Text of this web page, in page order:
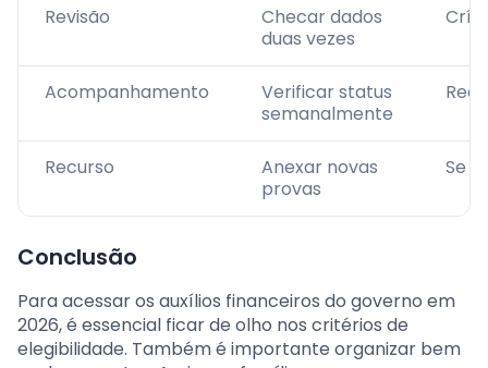
Revisão
Checar dados
duas vezes
Acompanhamento
Verificar status
semanalmente
Recurso
Anexar novas
provas
Se
Conclusão
Para acessar os auxílios financeiros do governo em
2026, é essencial ficar de olho nos critérios de
elegibilidade. Também é importante organizar bem